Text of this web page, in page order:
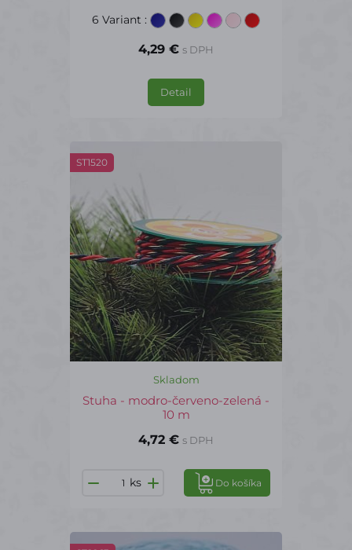
6 Variant :
4,29 € s DPH
Detail
ST1520
Skladom
Stuha - modro-červeno-zelená -
10 m
4,72 € s DPH
ks Do košíka